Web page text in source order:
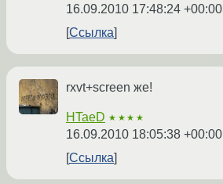
16.09.2010 17:48:24 +00:00
Ссылка
rxvt+screen же!
HTaeD ★★★★
16.09.2010 18:05:38 +00:00
Ссылка